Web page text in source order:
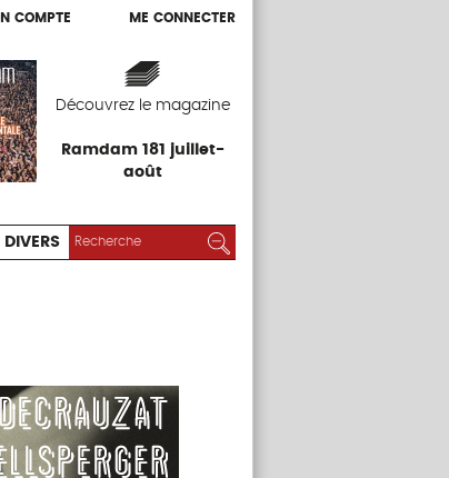
COMPTE ME CONNECTER
Découvrez le magazine
Ramdam 181 juillet-
août
COMPTE ME CONNECTER
DIVERS RECHERCHER :